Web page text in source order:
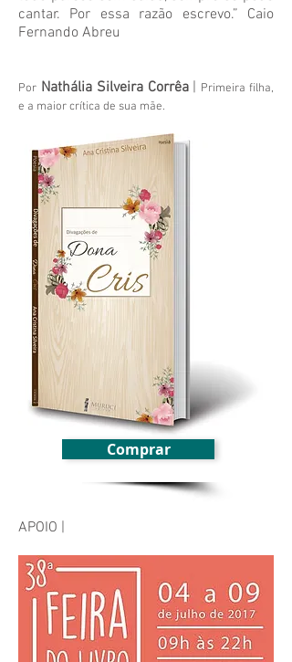
cantar. Por essa razão escrevo.” Caio
Fernando Abreu
Por Nathália Silveira Corrêa| Primeira filha,
e a maior crítica de sua mãe.
Comprar
APOIO |